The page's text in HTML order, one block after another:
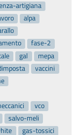
artigiana
alpa
fase-2
gal
mepa
vaccini
vco
salvo-meli
gas-tossici